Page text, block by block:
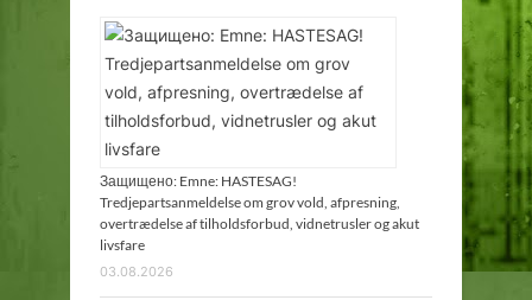
Защищено: Emne: HASTESAG!
Tredjepartsanmeldelse om grov vold, afpresning,
overtrædelse af tilholdsforbud, vidnetrusler og akut
livsfare
03.08.2026